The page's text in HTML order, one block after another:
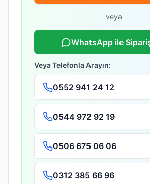
veya
WhatsApp ile
Veya Telefonla Arayın:
0552 941 24 12
0544 972 92 19
0506 675 06 06
0312 385 66 96